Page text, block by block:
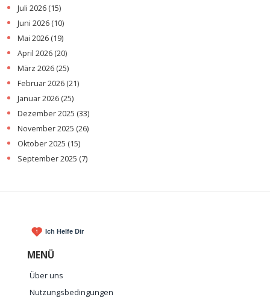
Juli 2026 (15)
Juni 2026 (10)
Mai 2026 (19)
April 2026 (20)
März 2026 (25)
Februar 2026 (21)
Januar 2026 (25)
Dezember 2025 (33)
November 2025 (26)
Oktober 2025 (15)
September 2025 (7)
MENÜ
Über uns
Nutzungsbedingungen